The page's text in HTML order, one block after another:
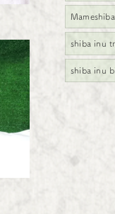
shiba inu
shiba inu